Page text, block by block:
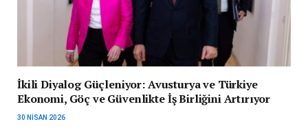
İkili Diyalog Güçleniyor: Avusturya ve Türkiye
Ekonomi, Göç ve Güvenlikte İş Birliğini Artırıyor
30 NISAN 2026